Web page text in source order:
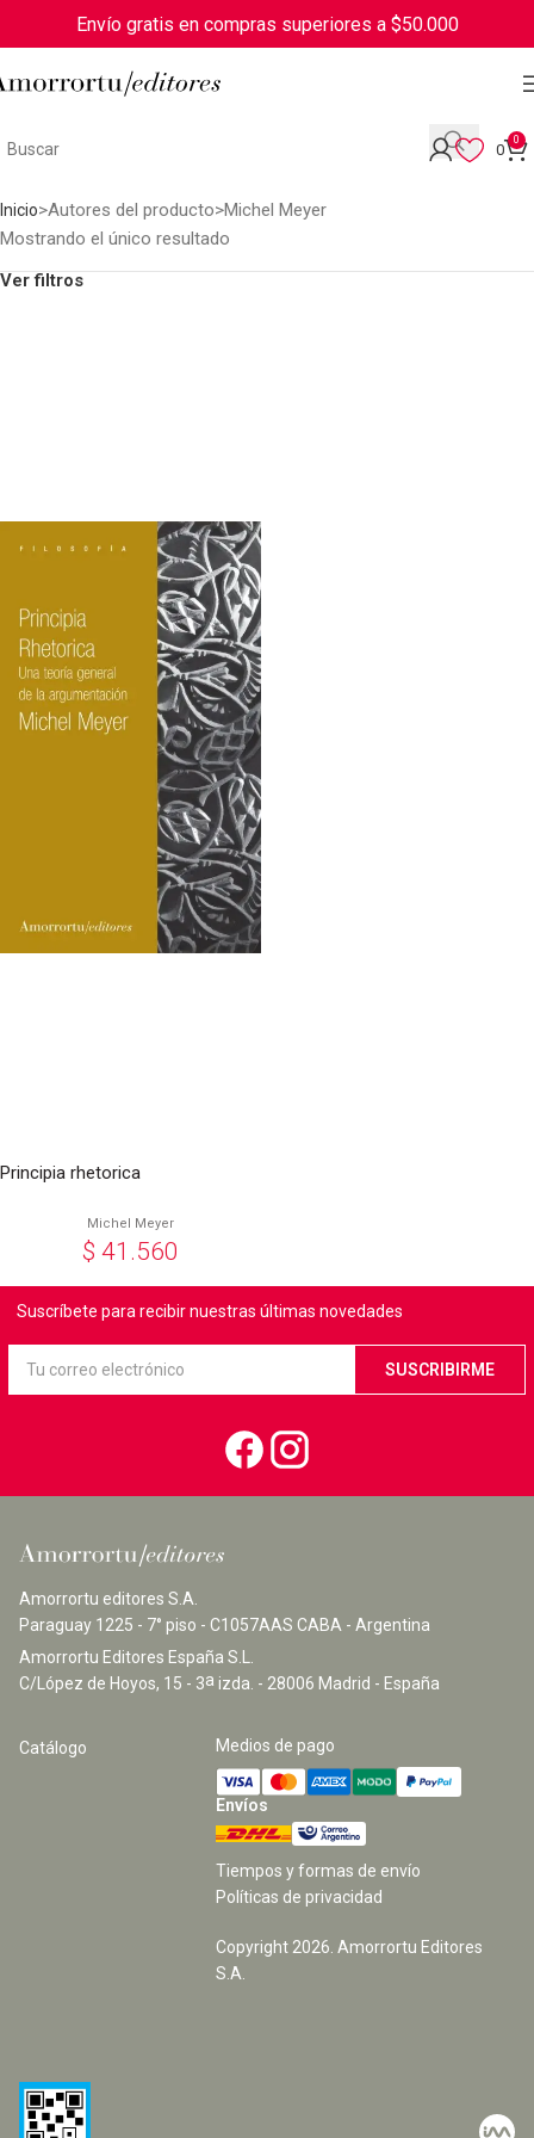
Envío gratis en compras superiores a $50.000
0
0
Inicio Autores del producto Michel Meyer
Mostrando el único resultado
Ver filtros
Principia rhetorica
Michel Meyer
$ 41.560
Suscríbete para recibir nuestras últimas novedades
Amorrortu editores S.A.
Paraguay 1225 - 7° piso - C1057AAS CABA - Argentina
Amorrortu Editores España S.L.
C/López de Hoyos, 15 - 3a izda. - 28006 Madrid - España
Catálogo Medios de pago
Envíos
Tiempos y formas de envío
Políticas de privacidad
Copyright2026. Amorrortu Editores
S.A.